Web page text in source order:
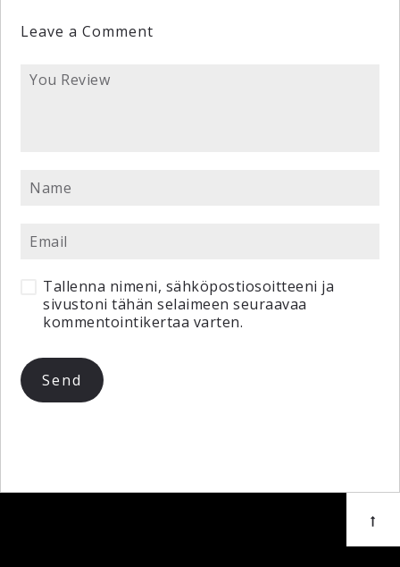
Leave a Comment
Tallenna nimeni, sähköpostiosoitteeni ja
sivustoni tähän selaimeen seuraavaa
kommentointikertaa varten.